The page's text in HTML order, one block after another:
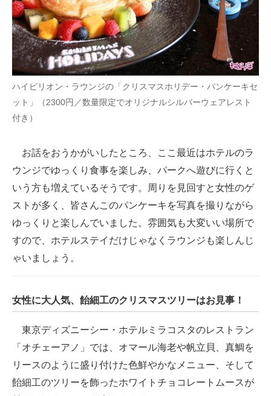
ハイピリオン・ラウンジの「クリスマスホリデー・パンケーキセ
ット」（2300円／数量限定でオリジナルシルバーウェアレスト
付き）
お話をおうかがいしたところ、ここ最近はホテルのラ
ウンジでゆっくり食事を楽しみ、パークへ遊びに行くと
いう方も増えているそうです。周りを見回すと女性のゲ
ストが多く、皆さんこのパンケーキを写真を撮りながら
ゆっくりと楽しんでいました。雰囲気も大変いい場所で
すので、ホテルステイだけじゃなくラウンジも楽しんじ
ゃいましょう。
女性に大人気、飴細工のクリスマスツリーはお見事！
東京ディズニーシー・ホテルミラコスタのレストラン
「オチェーアノ」では、オマール海老や帆立貝、真鯛を
リースのように盛り付けた色鮮やかなメニュー、そして
飴細工のツリーを飾ったホワイトチョコレートムースが